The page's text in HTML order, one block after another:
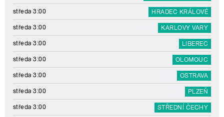
středa 3:00 HRADEC KRÁLOVÉ
středa 3:00 KARLOVY VARY
středa 3:00 LIBEREC
středa 3:00 OLOMOUC
středa 3:00 OSTRAVA
středa 3:00 PLZEŇ
středa 3:00 STŘEDNÍ ČECHY